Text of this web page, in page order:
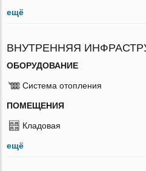
ещё
ВНУТРЕННЯЯ
ОБОРУДОВАНИЕ
Система отопления
ПОМЕЩЕНИЯ
Кладовая
ещё